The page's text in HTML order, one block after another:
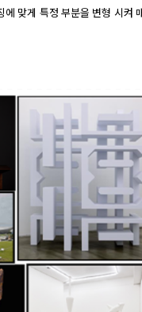
맞게 특정 부분을 변형 시켜